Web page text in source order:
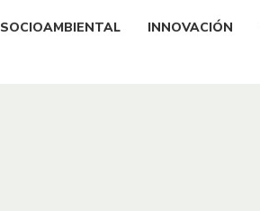
SOCIOAMBIENTAL INNOVACIÓN